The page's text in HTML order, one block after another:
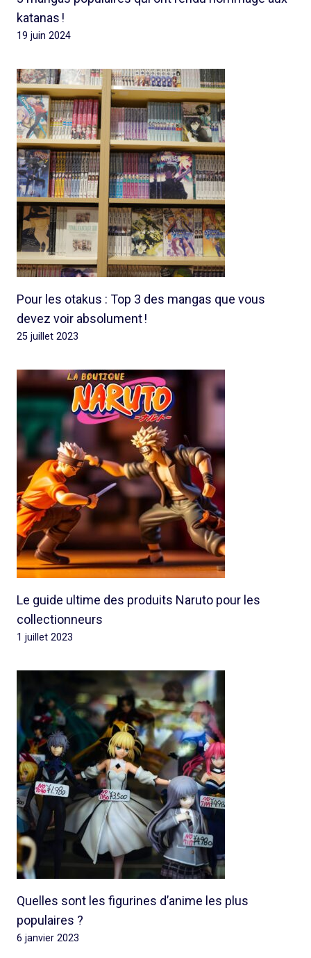
katanas !
19 juin 2024
Pour les otakus : Top 3 des mangas que vous
devez voir absolument !
25 juillet 2023
Le guide ultime des produits Naruto pour les
collectionneurs
1 juillet 2023
Quelles sont les figurines d’anime les plus
populaires ?
6 janvier 2023